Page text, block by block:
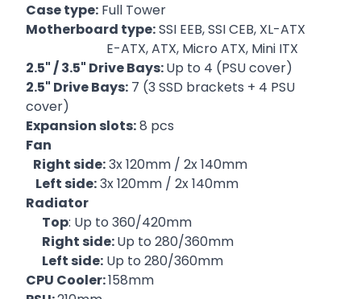
Case type: Full Tower
Motherboard type:SSI EEB, SSI CEB, XL-ATX
E-ATX, ATX, Micro ATX, Mini ITX
2.5" / 3.5" Drive Bays:Up to 4 (PSU cover)
2.5" Drive Bays: 7 (3 SSD brackets + 4 PSU
cover)
Expansion slots:8 pcs
Fan
Right side:3x 120mm / 2x 140mm
Left side:3x 120mm / 2x 140mm
Radiator
Top: Up to 360/420mm
Right side:Up to 280/360mm
Left side: Up to 280/360mm
CPU Cooler:158mm